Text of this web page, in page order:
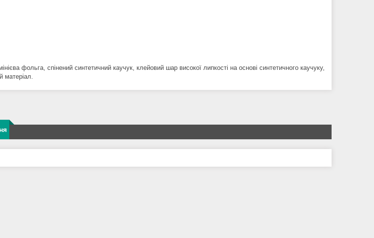
фольга, спінений синтетичний каучук, клейовий шар високої липкості на основі синтетичного каучуку,
матеріал.